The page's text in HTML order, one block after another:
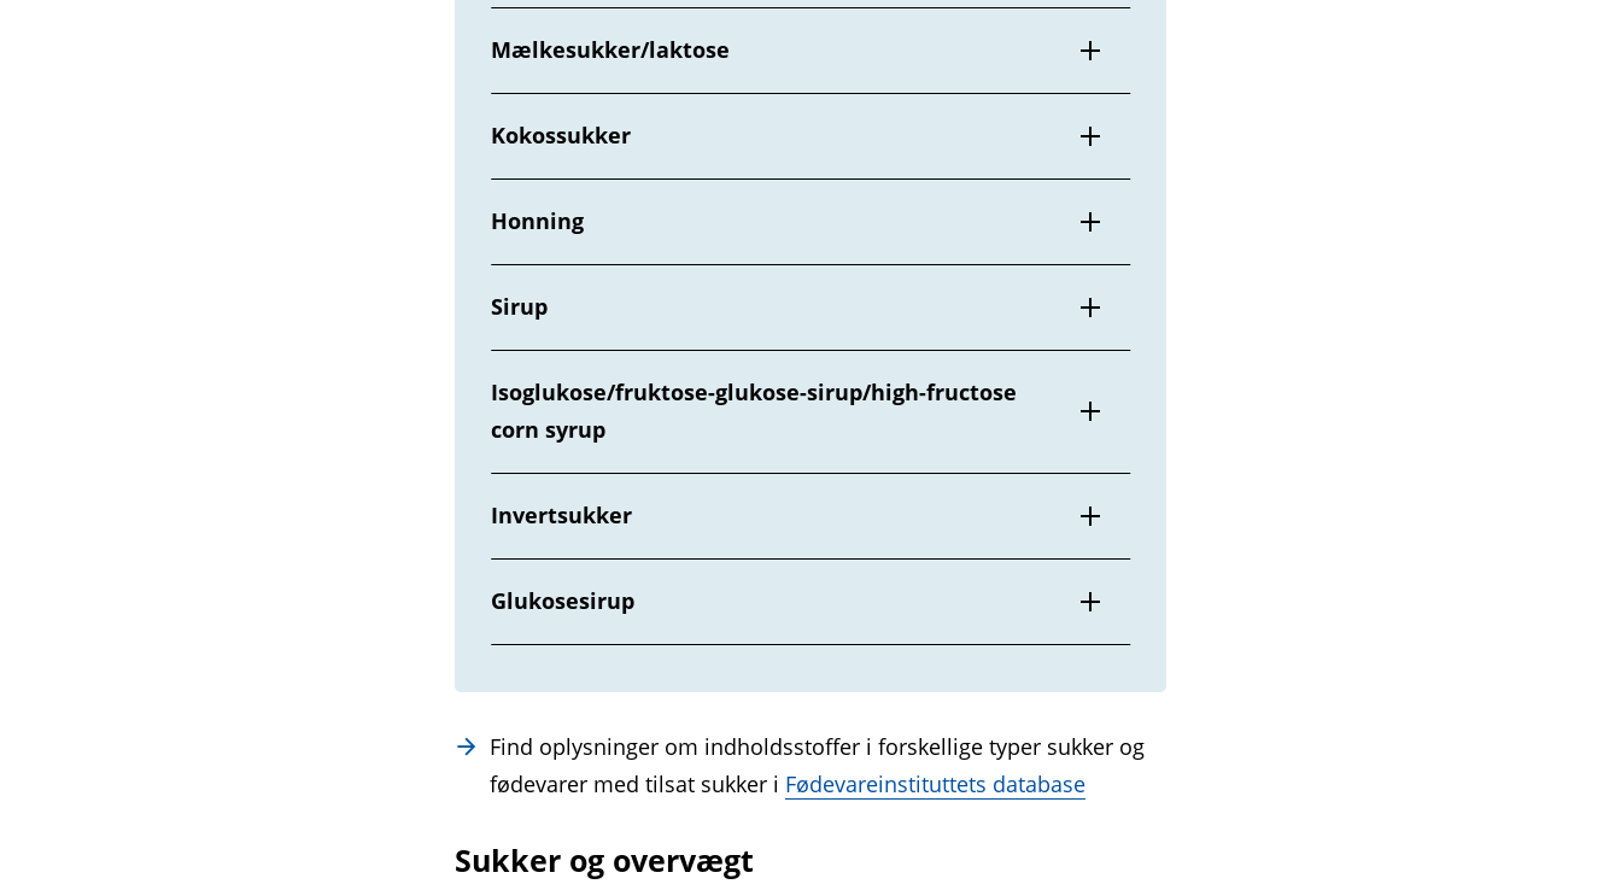
Mælkesukker/laktose
Kokossukker
Honning
Sirup
Isoglukose/fruktose-glukose-sirup/high-fructose
corn syrup
Invertsukker
Glukosesirup
Find oplysninger om indholdsstoffer i forskellige typer sukker og
fødevarer med tilsat sukker i Fødevareinstituttets database
Sukker og overvægt